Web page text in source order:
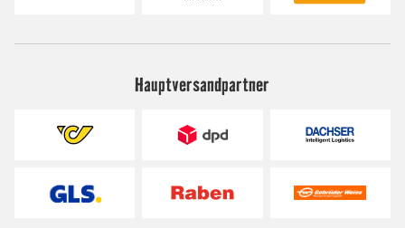
Hauptversandpartner